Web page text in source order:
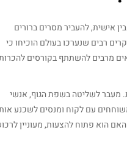
אישית, להעביר מסרים ברורים
רבים שנערכו בעולם הוכיחו כי
מרבים להשתתף בקורסים
מעבר לשליטה בשפת הגוף, אנשי
עם לקוח ומנסים לשכנע
הוא פתוח להצעות, מעוניין